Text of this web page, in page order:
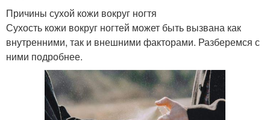
Причины сухой кожи вокруг ногтя
Сухость кожи вокруг ногтей может быть вызвана как
внутренними, так и внешними факторами. Разберемся с
ними подробнее.